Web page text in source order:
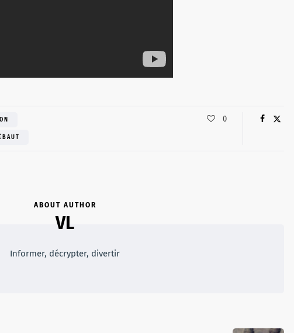
0
ABOUT AUTHOR
VL
Informer, décrypter, divertir